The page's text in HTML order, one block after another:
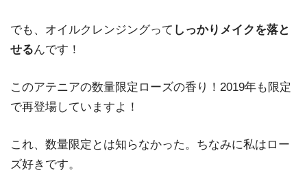
でも、オイルクレンジングって しっかりメイクを落と
せるんです！
このアテニアの数量限定ローズの香り！ 2019年も限定
で再登場していますよ！
これ、数量限定とは知らなかった。ちなみに私はロー
ズ好きです。